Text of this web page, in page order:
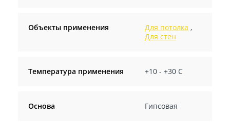
Объекты применения Для потолка ,
Для стен
Температура применения +10 - +30 C
Основа Гипсовая